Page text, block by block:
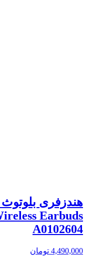
Earbuds
A0102604
4,490,000 تومان